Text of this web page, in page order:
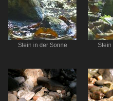
Stein in der Sonne Stein